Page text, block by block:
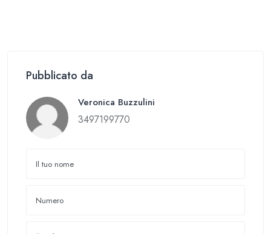
Pubblicato da
Veronica Buzzulini
3497199770